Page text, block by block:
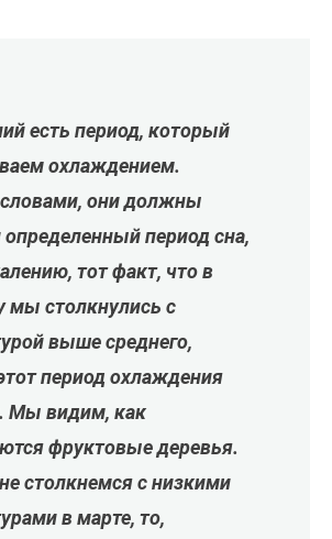
есть период, который
охлаждением.
они должны
определенный период сна,
тот факт, что в
мы столкнулись с
выше среднего,
период охлаждения
Мы видим, как
фруктовые деревья.
столкнемся с низкими
в марте, то,